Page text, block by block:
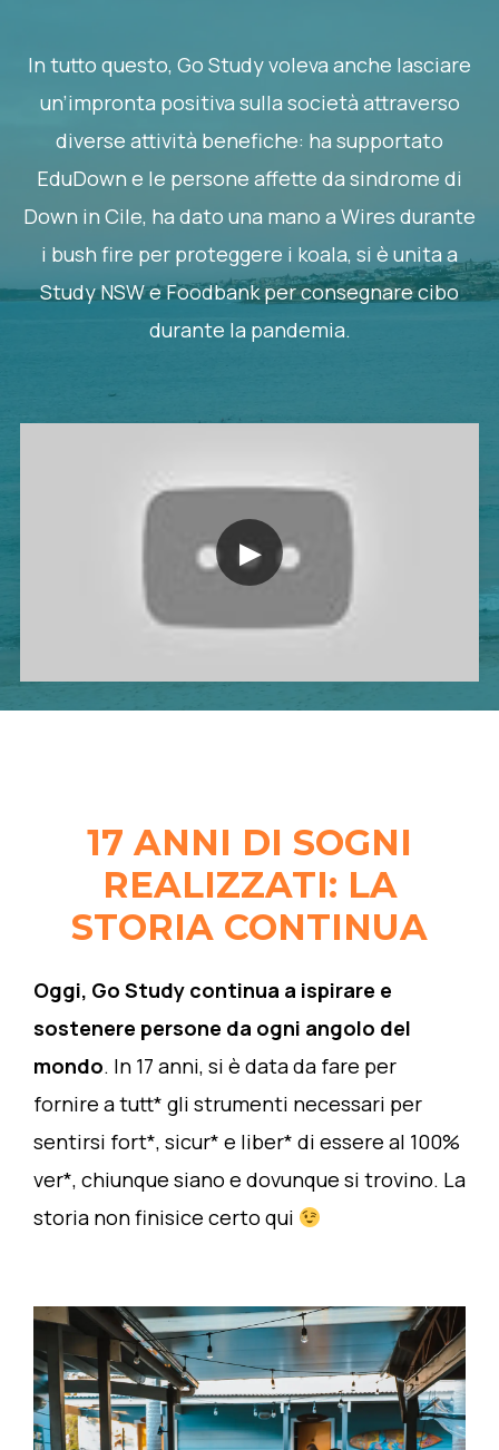
In tutto questo, Go Study voleva anche lasciare
un’impronta positiva sulla società attraverso
diverse attività benefiche: ha supportato
EduDown e le persone affette da sindrome di
Down in Cile, ha dato una mano a Wires durante
i bush fire per proteggere i koala, si è unita a
Study NSW e Foodbank per consegnare cibo
durante la pandemia.
17 ANNI DI SOGNI
REALIZZATI: LA
STORIA CONTINUA
Oggi, Go Study continua a ispirare e
sostenere persone da ogni angolo del
mondo. In 17 anni, si è data da fare per
fornire a tutt* gli strumenti necessari per
sentirsi fort*, sicur* e liber* di essere al 100%
ver*, chiunque siano e dovunque si trovino. La
storia non finisice certo qui